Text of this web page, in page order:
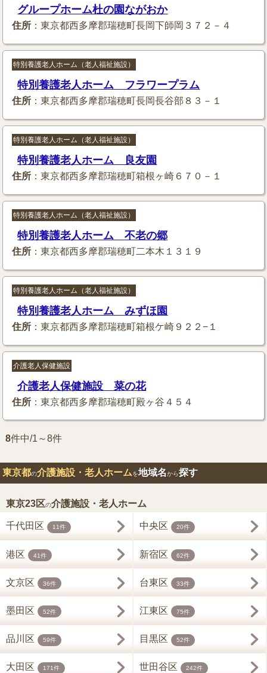
グループホーム杜の園ながおか
住所 ：東京都西多摩郡瑞穂町長岡下師岡３７２－４
特別養護老人ホーム（老人福祉施設）
特別養護老人ホーム フラワープラム
住所 ：東京都西多摩郡瑞穂町長岡長谷部８３－１
特別養護老人ホーム（老人福祉施設）
特別養護老人ホーム 良友園
住所 ：東京都西多摩郡瑞穂町箱根ヶ崎６７０－１
特別養護老人ホーム（老人福祉施設）
特別養護老人ホーム 不老の郷
住所 ：東京都西多摩郡瑞穂町二本木１３１９
特別養護老人ホーム（老人福祉施設）
特別養護老人ホーム みずほ園
住所 ：東京都西多摩郡瑞穂町箱根ケ崎９２２−１
介護老人保健施設
介護老人保健施設 菜の花
住所 ：東京都西多摩郡瑞穂町殿ヶ谷４５４
8件中/1～8件
東京都の介護施設・老人ホームを地域名から探す
東京23区の介護施設・老人ホーム
千代田区 11件 中央区 20件
港区 41件 新宿区 62件
文京区 36件 台東区 33件
墨田区 52件 江東区 75件
品川区 59件 目黒区 52件
大田区 171件 世田谷区 242件